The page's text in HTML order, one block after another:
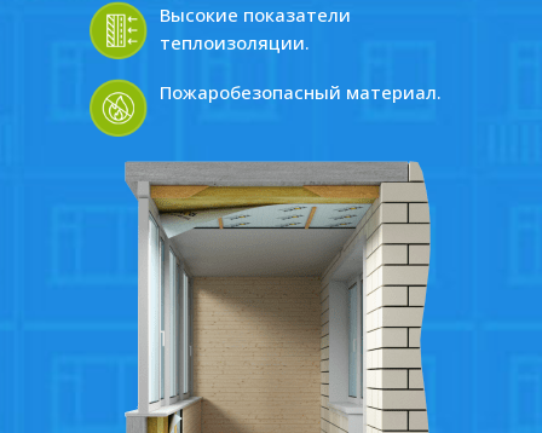
Высокие показатели
теплоизоляции.
Пожаробезопасный материал.